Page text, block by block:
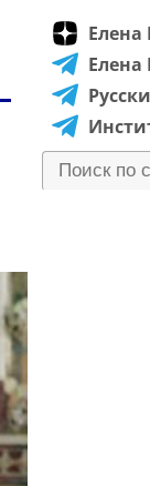
Елена